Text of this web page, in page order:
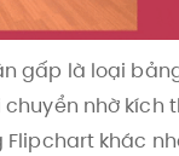
gấp là loại
nhờ kích
Flipchart khác